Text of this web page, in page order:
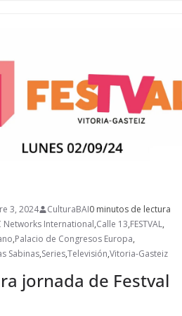
3, 2024 CulturaBAI0 minutos de lectura
Networks International,Calle 13,FESTVAL,
,Palacio de Congresos Europa,
Sabinas,Series,Televisión,Vitoria-Gasteiz
jornada de Festval